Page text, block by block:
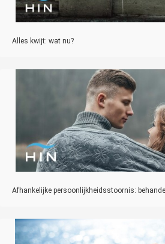
Alles kwijt: wat nu?
Afhankelijke persoonlijkheidsstoornis: